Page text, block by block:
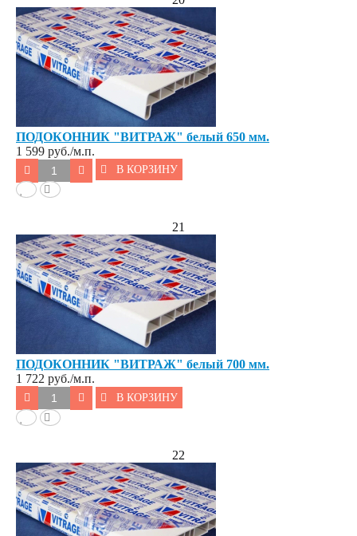
ПОДОКОННИК "ВИТРАЖ" белый 650 мм.
1 599 руб./м.п.
В КОРЗИНУ
21
ПОДОКОННИК "ВИТРАЖ" белый 700 мм.
1 722 руб./м.п.
В КОРЗИНУ
22